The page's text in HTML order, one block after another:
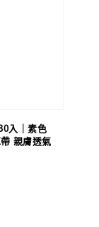
入｜素色
親膚透氣